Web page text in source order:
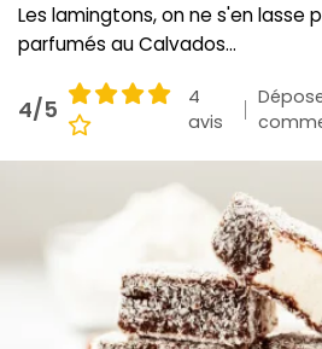
Cuisine pratique
L'actu cuisine
Connexion
Les lamingtons, on ne s'en lasse
parfumés au Calvados...
4/5
4
avis